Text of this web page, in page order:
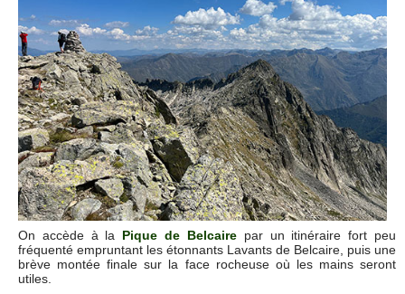
On accède à la Pique de Belcairepar un itinéraire fort peu
fréquenté empruntant les étonnants Lavants de Belcaire, puis une
brève montée finale sur la face rocheuse où les mains seront
utiles.